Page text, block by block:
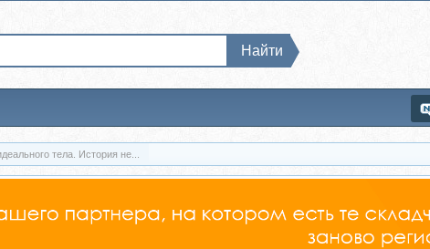
Найти
тела. История не...